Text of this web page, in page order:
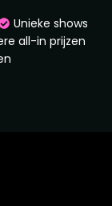
Unieke shows
all-in prijzen